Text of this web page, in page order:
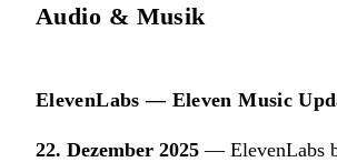
Audio & Musik
ElevenLabs — Eleven Music
22. Dezember 2025 — ElevenLabs